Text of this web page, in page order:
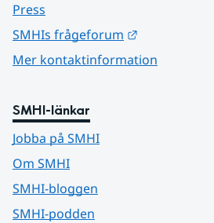
Press
SMHIs frågeforum
Mer kontaktinformation
SMHI-länkar
Jobba på SMHI
Om SMHI
SMHI-bloggen
SMHI-podden